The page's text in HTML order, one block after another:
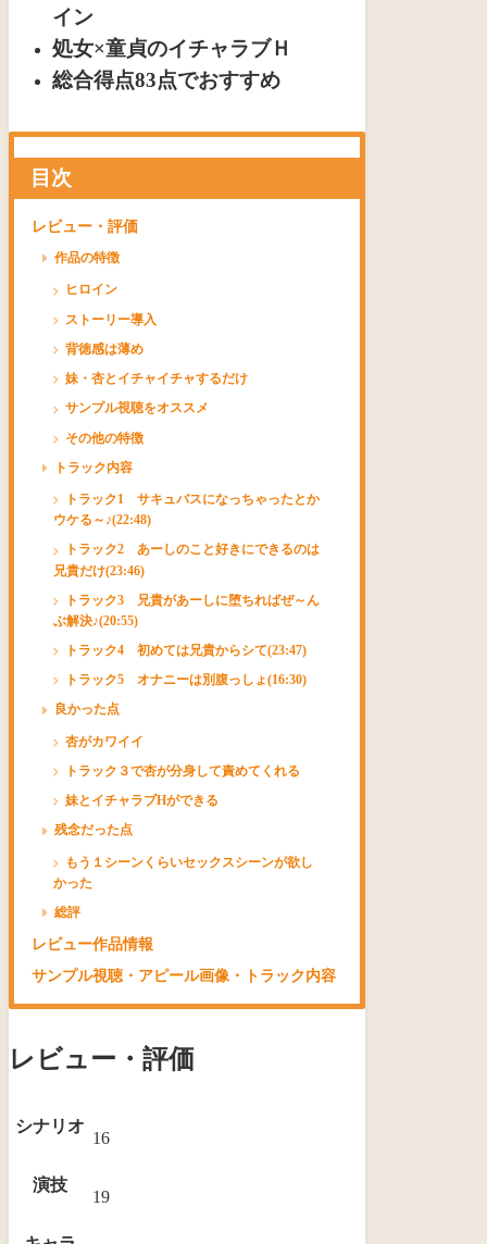
イン
処女×童貞のイチャラブＨ
総合得点83点でおすすめ
目次
レビュー・評価
作品の特徴
ヒロイン
ストーリー導入
背徳感は薄め
妹・杏とイチャイチャするだけ
サンプル視聴をオススメ
その他の特徴
トラック内容
トラック1 サキュバスになっちゃったとか
ウケる～♪(22:48)
トラック2 あーしのこと好きにできるのは
兄貴だけ(23:46)
トラック3 兄貴があーしに堕ちればぜ～ん
ぶ解決♪(20:55)
トラック4 初めては兄貴からシて(23:47)
トラック5 オナニーは別腹っしょ(16:30)
良かった点
杏がカワイイ
トラック３で杏が分身して責めてくれる
妹とイチャラブHができる
残念だった点
もう１シーンくらいセックスシーンが欲し
かった
総評
レビュー作品情報
サンプル視聴・アピール画像・トラック内容
レビュー・評価
シナリオ
16
演技
19